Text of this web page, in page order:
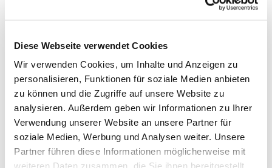
Diese Webseite verwendet Cookies
Wir verwenden Cookies, um Inhalte und Anzeigen zu
personalisieren, Funktionen für soziale Medien anbieten
zu können und die Zugriffe auf unsere Website zu
analysieren. Außerdem geben wir Informationen zu Ihrer
Verwendung unserer Website an unsere Partner für
soziale Medien, Werbung und Analysen weiter. Unsere
Partner führen diese Informationen möglicherweise mit
weiteren Daten zusammen, die Sie ihnen bereitgestellt
Nina Pieper und Joachim
Zierke im Gespräch mit